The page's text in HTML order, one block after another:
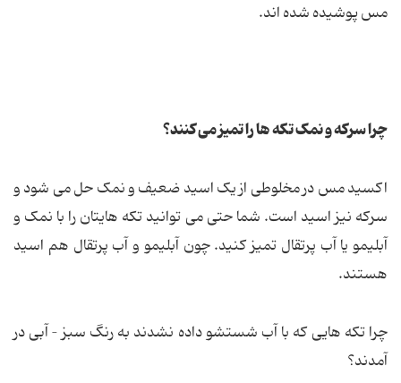
مس پوشیده شده اند.
چرا سرکه و نمک تکه ها را تمیز می کنند؟
اکسید مس در مخلوطی از یک اسید ضعیف و نمک حل می شود و
سرکه نیز اسید است. شما حتی می توانید تکه هایتان را با نمک و
آبلیمو یا آب پرتقال تمیز کنید. چون آبلیمو و آب پرتقال هم اسید
هستند.
چرا تکه هایی که با آب شستشو داده نشدند به رنگ سبز – آبی در
آمدند؟